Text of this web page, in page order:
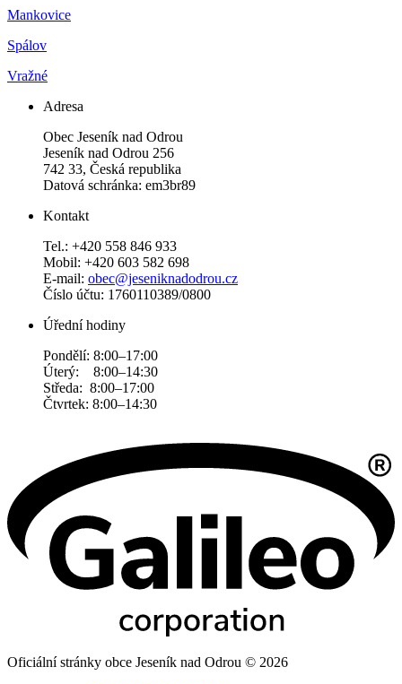
Mankovice
Spálov
Vražné
Adresa
Obec Jeseník nad Odrou
Jeseník nad Odrou 256
742 33, Česká republika
Datová schránka: em3br89
Kontakt
Tel.: +420 558 846 933
Mobil: +420 603 582 698
E-mail: obec@jeseniknadodrou.cz
Číslo účtu: 1760110389/0800
Úřední hodiny
Pondělí: 8:00–17:00
Úterý: 8:00–14:30
Středa: 8:00–17:00
Čtvrtek: 8:00–14:30
Oficiální stránky obce Jeseník nad Odrou © 2026